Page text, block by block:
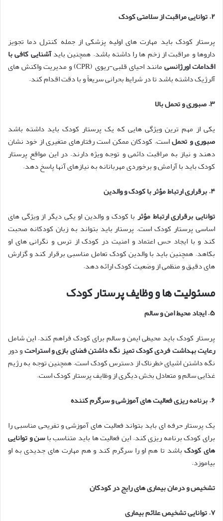
۲.توانایی مراقبت از سلامتی کودک
پرستار کودک باید مهارت های اولیه پزشکی از جمله کنترل دما تجویز
داروها و مراقبت از زخم ها را داشته باشد. همچنین بایدآشنایی کافی با
اقدامات اورژانسی
مانند احیای قلبی-ریوی (CPR) و مدیریت واکنش های
آلرژیک داشته باشد تا در شرایط بحرانی سریعاً و با دقت اقدام کند.
۳.صبوری و تحمل بالا
یکی از مهم ترین ویژگی هایی که یک پرستار کودک باید داشته باشد
صبوری و تحملاست. کودکان ممکن است رفتارهای متغیری از خود نشان
دهند و نیاز به مراقبت دائمی و توجه ویژه دارند. در این مواقع پرستار
کودک باید با آرامش و برخوردی مهربانانه به نیازهای آنها پاسخ دهد.
۴.برقراری ارتباط مؤثر با کودک و والدین
توانایی برقراری ارتباط مؤثر با کودک و والدین او یکی دیگر از ویژگی های
اساسی پرستار کودک است. پرستار باید بتواند به زبان کودکانه صحبت
کند و با ایجاد حس اعتماد و امنیت در کودک از ترس و نگرانی های او
بکاهد. همچنین باید با والدین کودک تعامل مناسبی برقرار کند و گزارش
های دقیق و منظمی از وضعیت کودک ارائه دهد.
مسئولیت ها و وظایف پرستار کودک
۵.ایجاد محیط امن و سالم
پرستار کودک باید محیطی ایمن و سالم برای کودک فراهم کند. این شامل
رعایت بهداشت فردی کودک تمیز نگه داشتن فضای بازی و استراحتو دور
نگه داشتن اشیای خطرناک از دسترس کودک است. همچنین توجه به رژیم
غذایی سالم و متعادل بخش دیگری از وظایف پرستار کودک است.
۶.برنامه ریزی فعالیت های آموزشی و سرگرم کننده
یک پرستار حرفه ای باید بتواند فعالیت های آموزشی و تفریحی مناسبی را
برای کودک برنامه ریزی کند. این فعالیت ها باید متناسب باسن و توانایی
های کودکباشد تا هم او را سرگرم کند و هم مهارت های جدیدی به او
بیاموزد.
تشخیص و درمان بیماری های رایج در کودکان
۷.توانایی تشخیص علائم بیماری